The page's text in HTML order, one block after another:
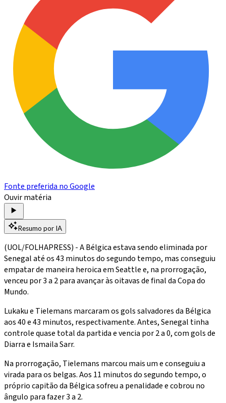
Fonte preferida no Google
Ouvir matéria
Resumo por IA
(UOL/FOLHAPRESS) - A Bélgica estava sendo eliminada por
Senegal até os 43 minutos do segundo tempo, mas conseguiu
empatar de maneira heroica em Seattle e, na prorrogação,
venceu por 3 a 2 para avançar às oitavas de final da Copa do
Mundo.
Lukaku e Tielemans marcaram os gols salvadores da Bélgica
aos 40 e 43 minutos, respectivamente. Antes, Senegal tinha
controle quase total da partida e vencia por 2 a 0, com gols de
Diarra e Ismaila Sarr.
Na prorrogação, Tielemans marcou mais um e conseguiu a
virada para os belgas. Aos 11 minutos do segundo tempo, o
próprio capitão da Bélgica sofreu a penalidade e cobrou no
ângulo para fazer 3 a 2.